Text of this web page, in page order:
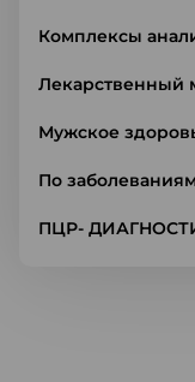
Комплексы
Лекарственный
Мужское
По заболеваниям
ПЦР-